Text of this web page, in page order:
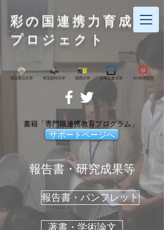
彩の国連携力育成
プロジェクト
書籍「専門職連携教育プログラム」
サポートページへ
報告書・研究成果等
報告書・パンフレット
著書・学術論文